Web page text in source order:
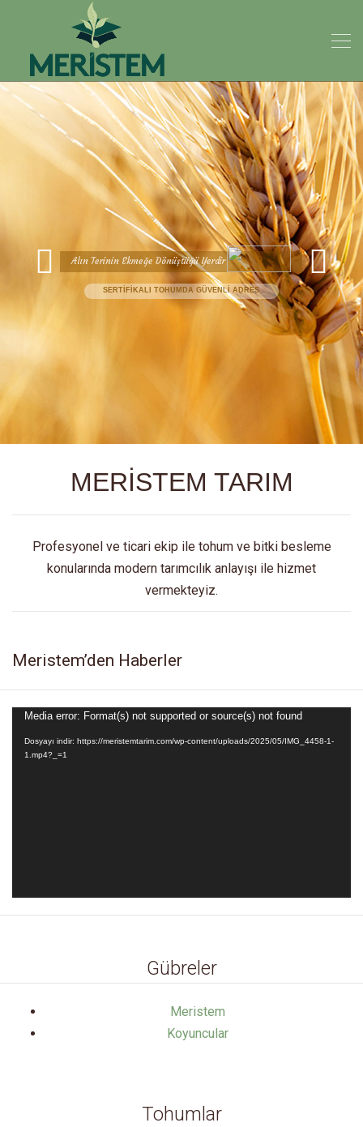
MERİSTEM TARIM
Profesyonel ve ticari ekip ile tohum ve bitki besleme
konularında modern tarımcılık anlayışı ile hizmet
vermekteyiz.
Meristem’den Haberler
Video
oynatıcı
Media error: Format(s) not supported or source(s) not found
Dosyayı indir: https://meristemtarim.com/wp-content/uploads/2025/05/IMG_4458-1-
1.mp4?_=1
Gübreler
Meristem
Koyuncular
Tohumlar